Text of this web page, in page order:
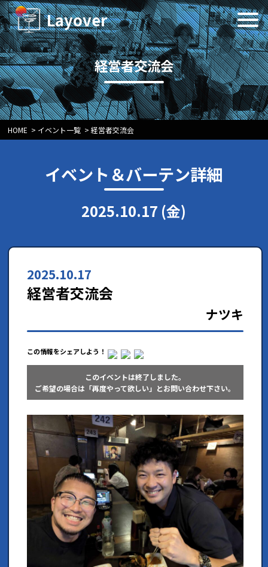
Layover
経営者交流会
HOME > イベント一覧 > 経営者交流会
イベント＆バーテン詳細
2025.10.17 (金)
2025.10.17
経営者交流会
ナツキ
この情報をシェアしよう！
このイベントは終了しました。
ご希望の場合は「再度やって欲しい」とお問い合わせ下さい。